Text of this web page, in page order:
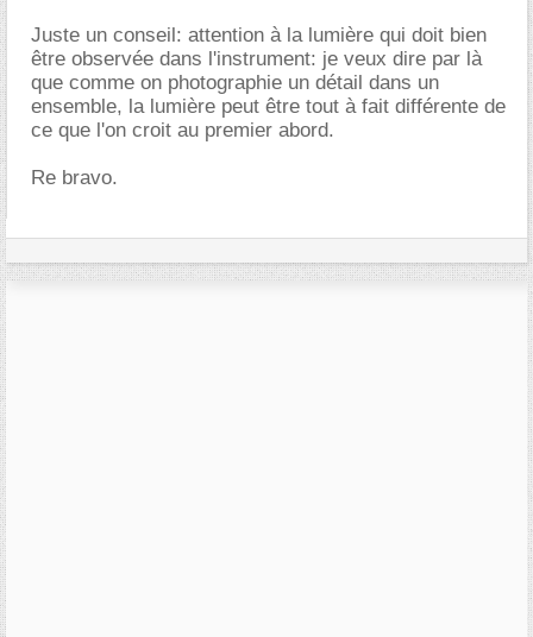
Juste un conseil: attention à la lumière qui doit bien
être observée dans l'instrument: je veux dire par là
que comme on photographie un détail dans un
ensemble, la lumière peut être tout à fait différente de
ce que l'on croit au premier abord.
Re bravo.